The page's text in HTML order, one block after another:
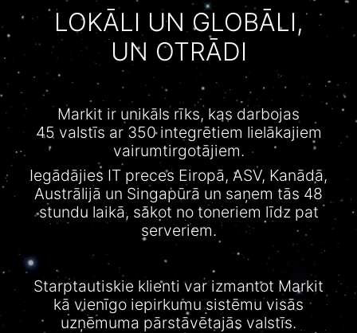
LOKĀLI UN GLOBĀLI,
UN OTRĀDI
Markit ir unikāls rīks, kas darbojas
45 valstīs ar 350integrētiem lielākajiem
vairumtirgotājiem.
Iegādājies IT preces Eiropā, ASV, Kanādā,
Austrālijā un Singapūrā un saņem tās 48
stundu laikā, sākot no toneriem līdzpat
serveriem.
Starptautiskie klienti varizmantot Markit
kā vienīgo iepirkumu sistēmu visās
uzņēmuma pārstāvētajās valstīs.